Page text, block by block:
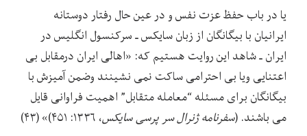
یا در باب حفظ عزت‌ نفس و در عین حال رفتار دوستانه
ایرانیان با بیگانگان از زبان سایکس ـ‌ سرکنسول انگلیس در
ایران ـ شاهد این روایت هستیم که: «اهالی ایران درمقابل بی
اعتنایی ویا بی احترامی ساکت نمی نشینند وضمن آمیزش با
بیگانگان برای مسئله “معامله متقابل” اهمیت فراوانی قایل
می باشند. (سفرنامه ژنرال سر پرسی سایکس، ۱۳۳۶: ۴۵۱)» (۴۳)